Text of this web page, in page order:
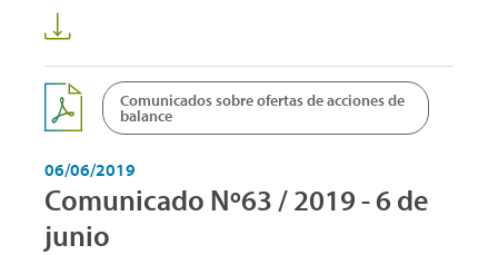
Comunicados sobre ofertas de acciones de
balance
06/06/2019
Comunicado Nº63 / 2019 - 6 de
junio